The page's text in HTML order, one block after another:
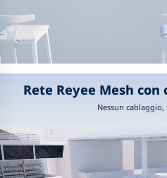
Rete Reyee Mesh
Nessun cablaggio,